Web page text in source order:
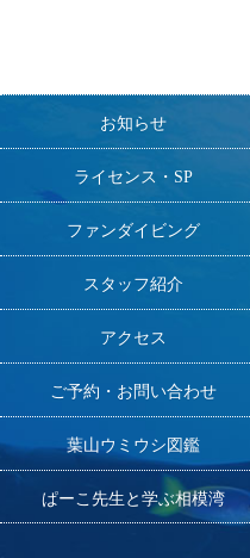
お知らせ
ライセンス・SP
ファンダイビング
スタッフ紹介
アクセス
ご予約・お問い合わせ
葉山ウミウシ図鑑
ぱーこ先生と学ぶ相模湾